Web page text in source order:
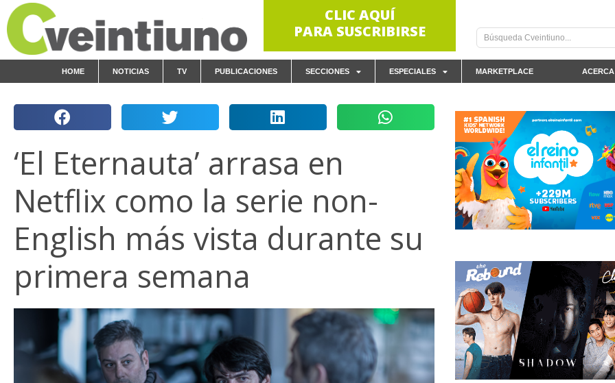
CLIC AQUÍ
PARA SUSCRIBIRSE
HOME NOTICIAS TV PUBLICACIONES SECCIONES ESPECIALES MARKETPLACE
‘El Eternauta’ arrasa en
Netflix como la serie non-
English más vista durante su
primera semana